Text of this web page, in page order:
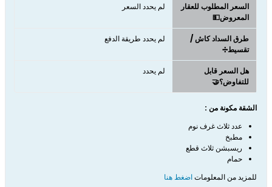
السعر المطلوب للعقار
المعروض💵
لم يحدد السعر
طرق السداد كاش /
تقسيط➗
لم يحدد طريقة الدفع
هل السعر قابل
للتفاوض؟🤝
لم يحدد
الشقة مكونة من :
عدد ثلاث غرف نوم
مطبخ
ريسبشن ثلاث قطع
حمام
للمزيد من المعلوماتاضغط هنا